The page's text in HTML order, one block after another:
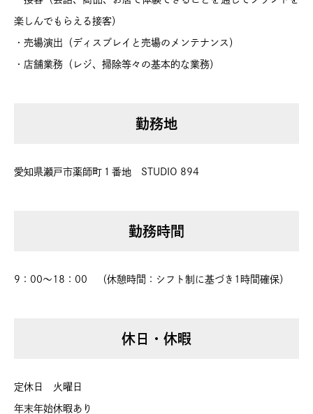
楽しんでもらえる接客）
・売場演出（ディスプレイと売場のメンテナンス）
・店舗業務（レジ、掃除等々の基本的な業務）
勤務地
愛知県瀬戸市薬師町１番地 STUDIO 894
勤務時間
9：00～18：00 （休憩時間：シフト制に基づき1時間確保）
休日・休暇
定休日 火曜日
年末年始休暇あり